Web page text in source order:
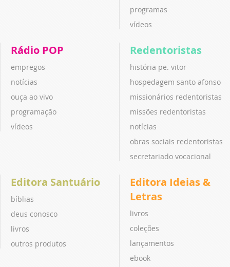
programas
vídeos
Rádio POP
empregos
notícias
ouça ao vivo
programação
vídeos
Redentoristas
história pe. vitor
hospedagem santo afonso
missionários redentoristas
missões redentoristas
notícias
obras sociais redentoristas
secretariado vocacional
Editora Santuário
bíblias
deus conosco
livros
outros produtos
Editora Ideias &
Letras
livros
coleções
lançamentos
ebook